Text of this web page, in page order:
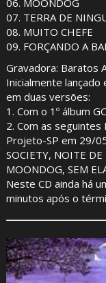
07. TERRA DE
08. MUITO CHEFE
09. FORÇANDO A
Gravadora: Baratos
Inicialmente lançado
em duas versões:
1. Com o 1º álbum
2. Com as seguintes
Projeto-SP em 29/
SOCIETY, NOITE
MOONDOG, SEM
Neste CD ainda há
minutos após o